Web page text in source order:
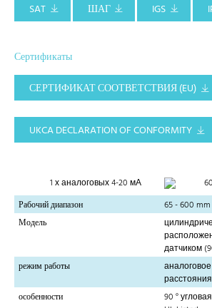
SAT
ШАГ IGS
Сертификаты
СЕРТИФИКАТ СООТВЕТСТВИЯ (EU)
UKCA DECLARATION OF CONFORMITY
1 х аналоговых 4-20 мА
Рабочий диапазон
65 - 600 mm
Модель
датчиком
режим работы
расстояния
особенности
90 °